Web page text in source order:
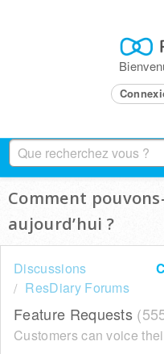
Comment
aujourd’hui ?
Discussions
ResDiary Forums
Feature Requests
Customers can voice